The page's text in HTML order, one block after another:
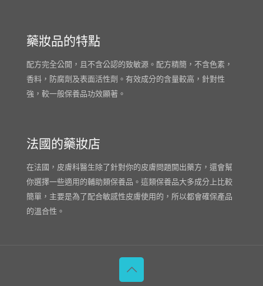
藥妝品的特點
配方完全公開，且不含公認的致敏源。配方精簡，不含色素，
香料，防腐劑及表面活性劑。有效成分的含量較高，針對性
強，較一般保養品功效顯著。
法國的藥妝店
在法國，皮膚科醫生除了針對你的皮膚問題開出藥方，還會幫
你選擇一些適用的輔助類保養品。這類保養品大多成分上比較
簡單，主要是為了配合敏感性皮膚使用的，所以都會確保產品
的溫合性。